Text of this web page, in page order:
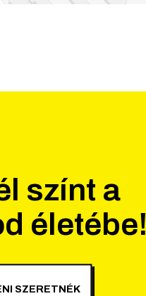
színt a
életébe!
SZERETNÉK